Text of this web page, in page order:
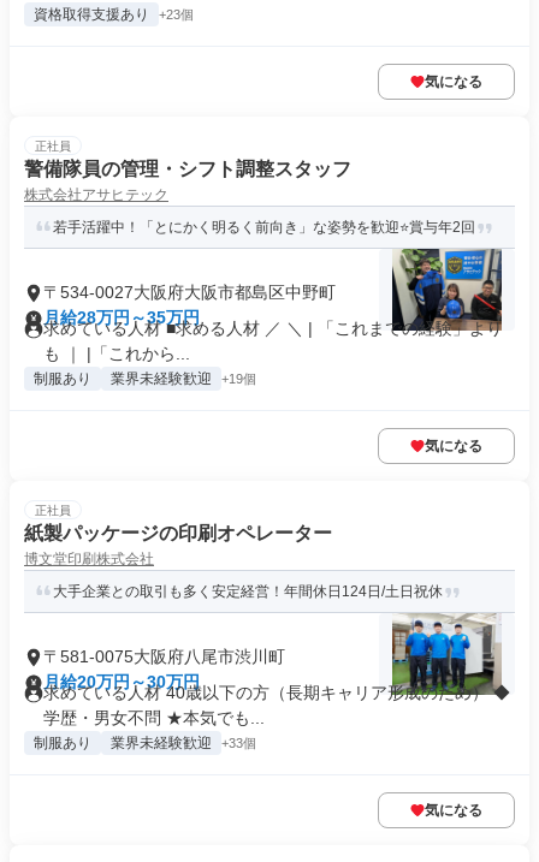
資格取得支援あり +23個
気になる
正社員
警備隊員の管理・シフト調整スタッフ
株式会社アサヒテック
若手活躍中！「とにかく明るく前向き」な姿勢を歓迎⭐賞与年2回
〒534-0027大阪府大阪市都島区中野町
月給28万円～35万円
求めている人材 ■求める人材 ／ ＼ | 「これまでの経験」より
も ｜ |「これから...
制服あり 業界未経験歓迎 +19個
気になる
正社員
紙製パッケージの印刷オペレーター
博文堂印刷株式会社
大手企業との取引も多く安定経営！年間休日124日/土日祝休
〒581-0075大阪府八尾市渋川町
月給20万円～30万円
求めている人材 40歳以下の方（長期キャリア形成のため） ◆
学歴・男女不問 ★本気でも...
制服あり 業界未経験歓迎 +33個
気になる